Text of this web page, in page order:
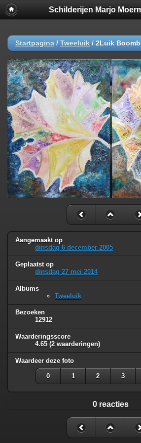
Schilderijen Marjo
Startpagina / Tweeluik / 2Luik
Aangemaakt op
dinsdag 6 december 2005
Geplaatst op
dinsdag 27 mei 2014
Albums
Tweeluik
Bezoeken
12912
Waarderingsscore
4.65 (2 waarderingen)
Waardeer deze foto
0 1 2 3
0 reacties